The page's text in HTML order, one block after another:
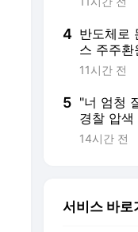
4 반도체로
스 주주
11시간 전
5 "너 엄청
경찰 압색
숨 끊은
14시간 전
서비스 바로